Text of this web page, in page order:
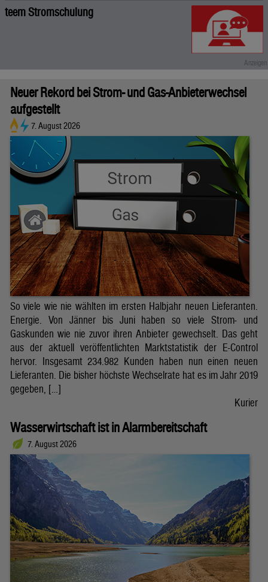
teem Stromschulung
Neuer Rekord bei Strom- und Gas-Anbieterwechsel
aufgestellt
7. August 2026
So viele wie nie wählten im ersten Halbjahr neuen Lieferanten.
Energie. Von Jänner bis Juni haben so viele Strom- und
Gaskunden wie nie zuvor ihren Anbieter gewechselt. Das geht
aus der aktuell veröffentlichten Marktstatistik der E-Control
hervor. Insgesamt 234.982 Kunden haben nun einen neuen
Lieferanten. Die bisher höchste Wechselrate hat es im Jahr 2019
gegeben, […]
Kurier
Wasserwirtschaft ist in Alarmbereitschaft
7. August 2026